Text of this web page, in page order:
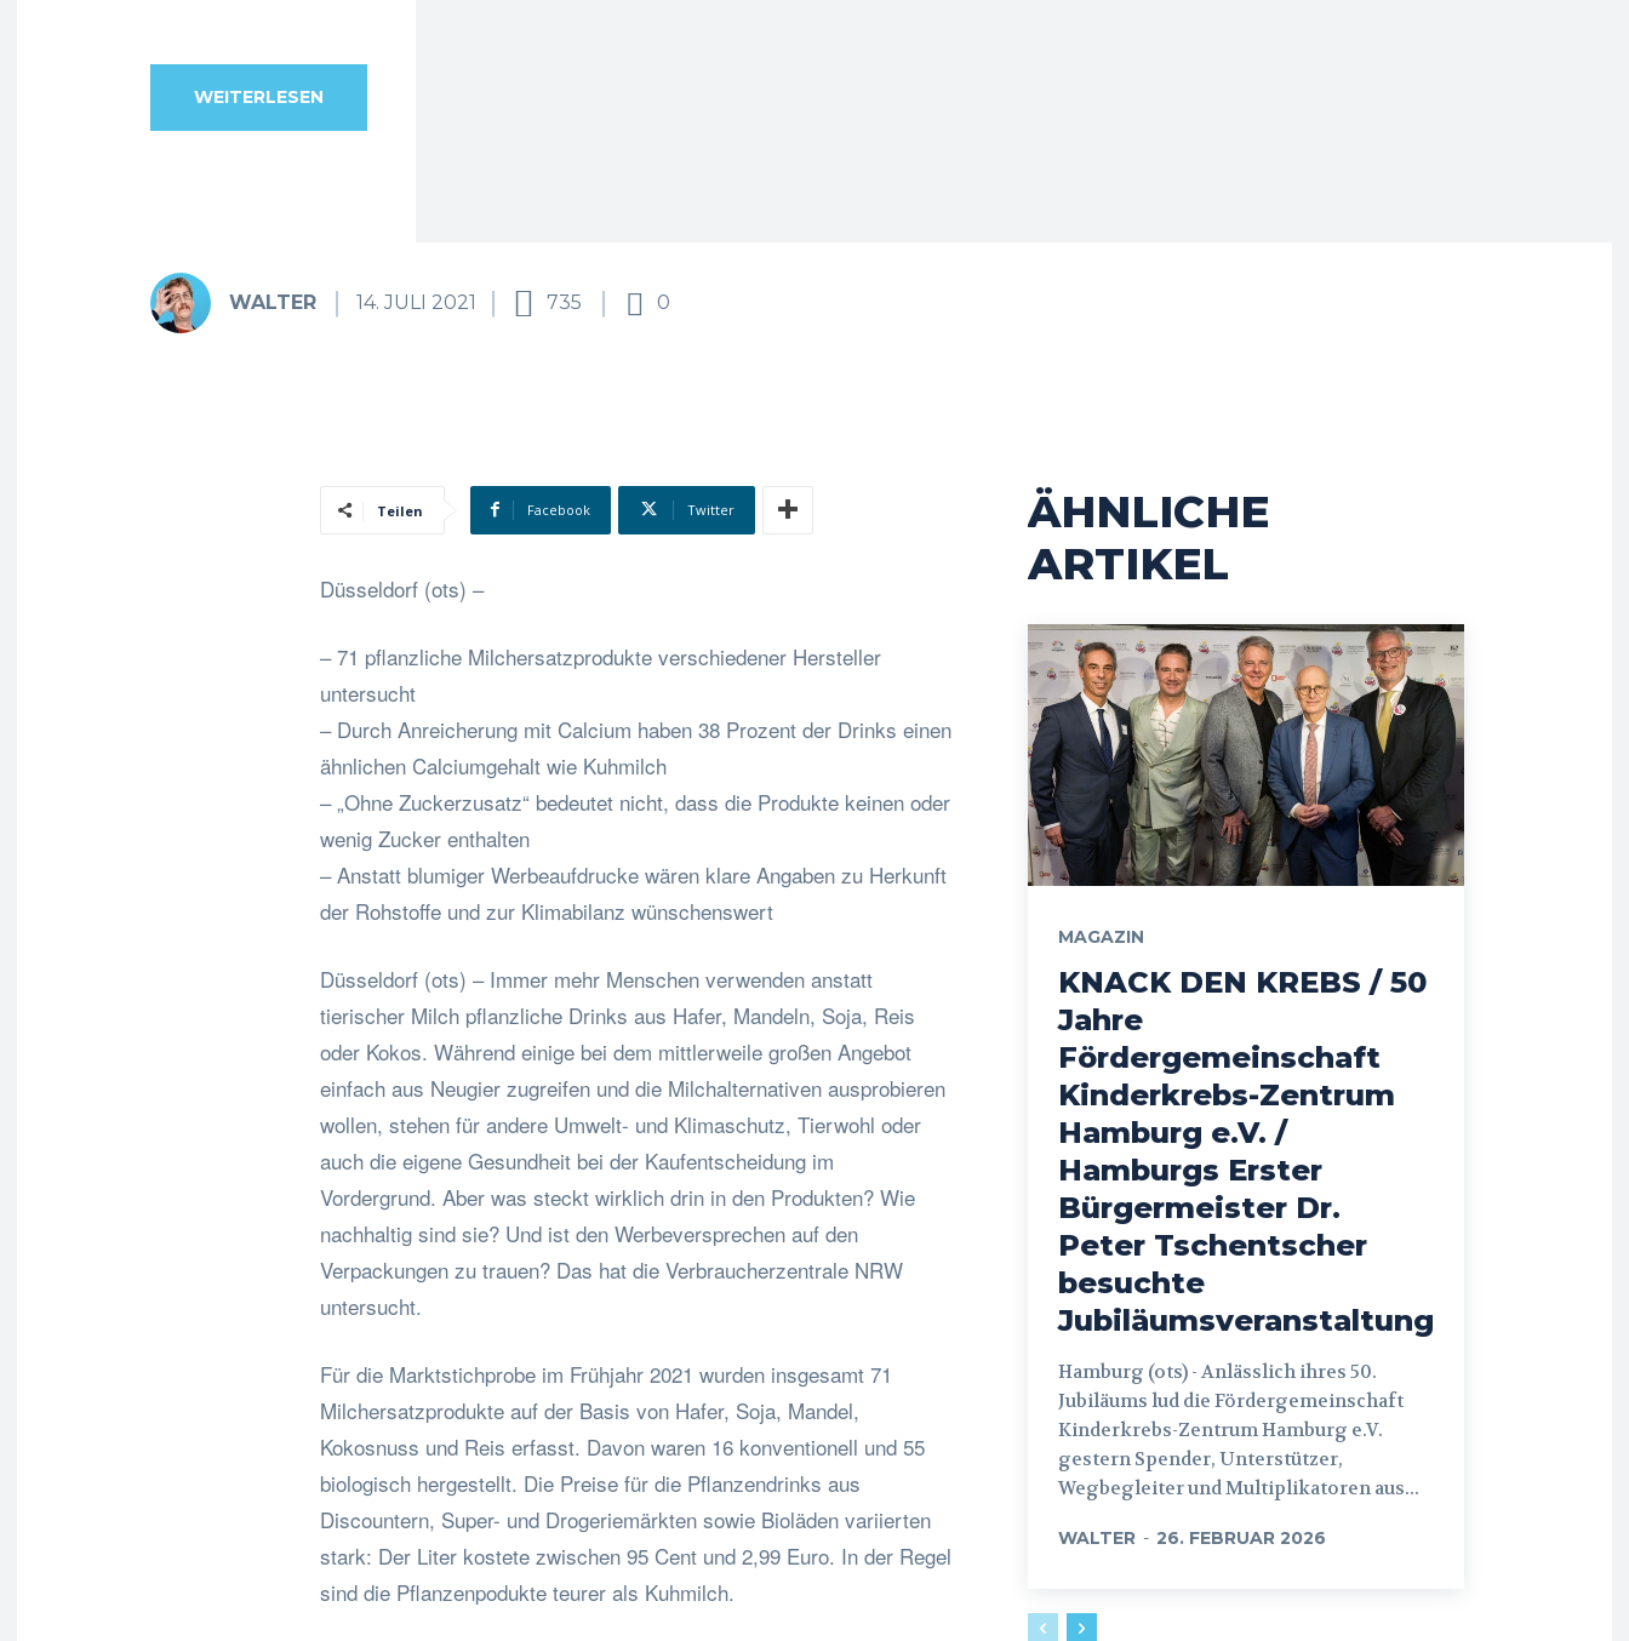
WEITERLESEN
WALTER 14. JULI 2021 735 0
Teilen Facebook Twitter
Düsseldorf (ots) –
– 71 pflanzliche Milchersatzprodukte verschiedener Hersteller
untersucht
– Durch Anreicherung mit Calcium haben 38 Prozent der Drinks einen
ähnlichen Calciumgehalt wie Kuhmilch
– „Ohne Zuckerzusatz“ bedeutet nicht, dass die Produkte keinen oder
wenig Zucker enthalten
– Anstatt blumiger Werbeaufdrucke wären klare Angaben zu Herkunft
der Rohstoffe und zur Klimabilanz wünschenswert
Düsseldorf (ots) – Immer mehr Menschen verwenden anstatt
tierischer Milch pflanzliche Drinks aus Hafer, Mandeln, Soja, Reis
oder Kokos. Während einige bei dem mittlerweile großen Angebot
einfach aus Neugier zugreifen und die Milchalternativen ausprobieren
wollen, stehen für andere Umwelt- und Klimaschutz, Tierwohl oder
auch die eigene Gesundheit bei der Kaufentscheidung im
Vordergrund. Aber was steckt wirklich drin in den Produkten? Wie
nachhaltig sind sie? Und ist den Werbeversprechen auf den
Verpackungen zu trauen? Das hat die Verbraucherzentrale NRW
untersucht.
Für die Marktstichprobe im Frühjahr 2021 wurden insgesamt 71
Milchersatzprodukte auf der Basis von Hafer, Soja, Mandel,
Kokosnuss und Reis erfasst. Davon waren 16 konventionell und 55
biologisch hergestellt. Die Preise für die Pflanzendrinks aus
Discountern, Super- und Drogeriemärkten sowie Bioläden variierten
stark: Der Liter kostete zwischen 95 Cent und 2,99 Euro. In der Regel
sind die Pflanzenpodukte teurer als Kuhmilch.
ÄHNLICHE
ARTIKEL
MAGAZIN
KNACK DEN KREBS / 50
Jahre
Fördergemeinschaft
Kinderkrebs-Zentrum
Hamburg e.V. /
Hamburgs Erster
Bürgermeister Dr.
Peter Tschentscher
besuchte
Jubiläumsveranstaltung
Hamburg (ots) - Anlässlich ihres 50.
Jubiläums lud die Fördergemeinschaft
Kinderkrebs-Zentrum Hamburg e.V.
gestern Spender, Unterstützer,
Wegbegleiter und Multiplikatoren aus...
WALTER - 26. FEBRUAR 2026